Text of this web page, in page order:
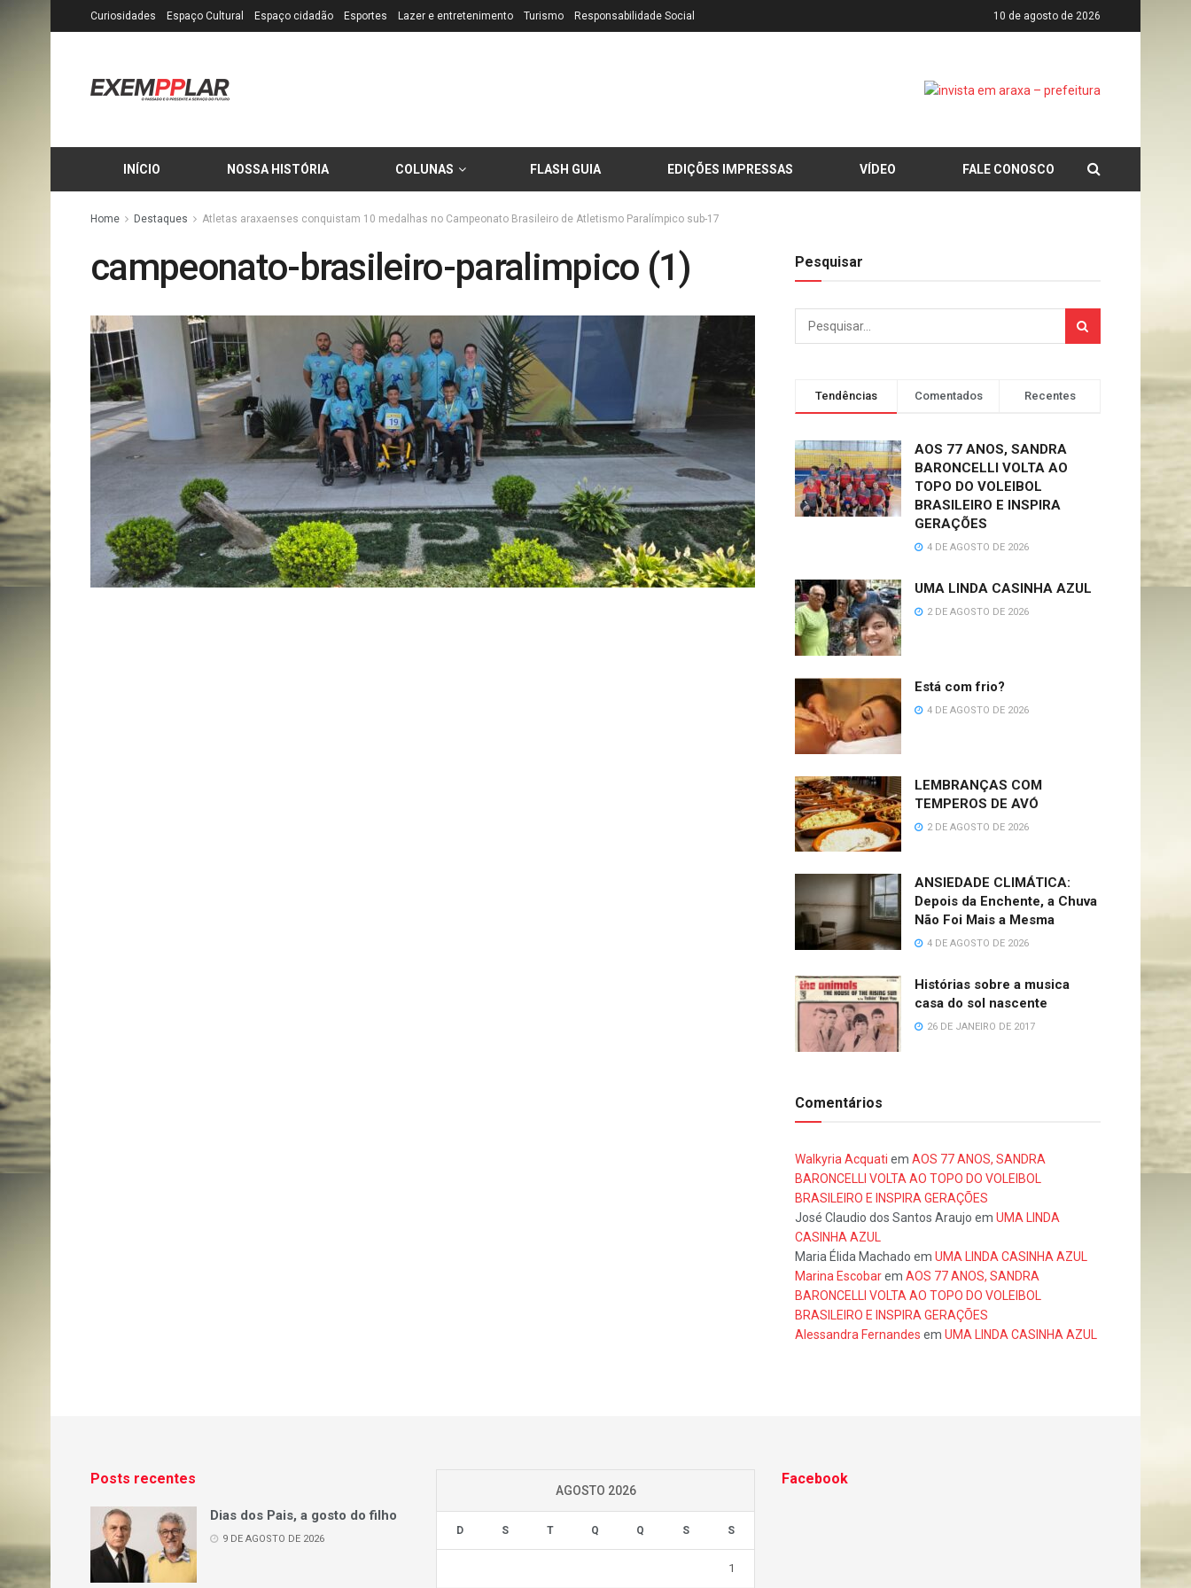
Curiosidades Espaço Cultural Espaço cidadão Esportes Lazer e entretenimento Turismo Responsabilidade Social 10 de agosto de 2026
INÍCIO NOSSA HISTÓRIA COLUNAS FLASH GUIA EDIÇÕES IMPRESSAS VÍDEO FALE CONOSCO
Home Destaques Atletas araxaenses conquistam 10 medalhas no Campeonato Brasileiro de Atletismo Paralímpico sub-17
campeonato-brasileiro-paralimpico (1) Pesquisar
Tendências Comentados Recentes
AOS 77 ANOS, SANDRA
BARONCELLI VOLTA AO
TOPO DO VOLEIBOL
BRASILEIRO E INSPIRA
GERAÇÕES
4 DE AGOSTO DE 2026
UMA LINDA CASINHA AZUL
2 DE AGOSTO DE 2026
Está com frio?
4 DE AGOSTO DE 2026
LEMBRANÇAS COM
TEMPEROS DE AVÓ
2 DE AGOSTO DE 2026
ANSIEDADE CLIMÁTICA:
Depois da Enchente, a Chuva
Não Foi Mais a Mesma
4 DE AGOSTO DE 2026
Histórias sobre a musica
casa do sol nascente
26 DE JANEIRO DE 2017
Comentários
Walkyria Acquati em AOS 77 ANOS, SANDRA
BARONCELLI VOLTA AO TOPO DO VOLEIBOL
BRASILEIRO E INSPIRA GERAÇÕES
José Claudio dos Santos Araujo em UMA LINDA
CASINHA AZUL
Maria Élida Machado em UMA LINDA CASINHA AZUL
Marina Escobarem AOS 77 ANOS, SANDRA
BARONCELLI VOLTA AO TOPO DO VOLEIBOL
BRASILEIRO E INSPIRA GERAÇÕES
Alessandra Fernandes em UMA LINDA CASINHA AZUL
Posts recentes
Dias dos Pais, a gosto do filho
9 DE AGOSTO DE 2026
AGOSTO 2026
D S T Q Q S S
1
Facebook